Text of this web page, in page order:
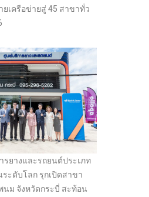
เครือข่ายสู่ 45 สาขาทั่ว
รยางและรถยนต์ประเภท
ระดับโลก รุกเปิดสาขา
ม จังหวัดกระบี่ สะท้อน